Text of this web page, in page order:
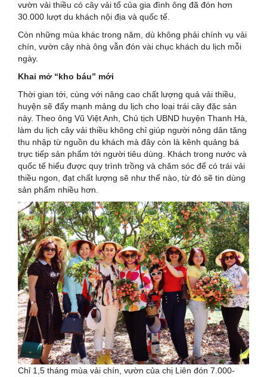
vườn vải thiều có cây vải tổ của gia đình ông đã đón hơn
30.000 lượt du khách nội địa và quốc tế.
Còn những mùa khác trong năm, dù không phải chính vụ vải
chín, vườn cây nhà ông vẫn đón vài chục khách du lịch mỗi
ngày.
Khai mở “kho báu” mới
Thời gian tới, cùng với nâng cao chất lượng quả vải thiều,
huyện sẽ đẩy mạnh mảng du lịch cho loại trái cây đặc sản
này. Theo ông Vũ Việt Anh, Chủ tịch UBND huyện Thanh Hà,
làm du lịch cây vải thiều không chỉ giúp người nông dân tăng
thu nhập từ nguồn du khách mà đây còn là kênh quảng bá
trực tiếp sản phẩm tới người tiêu dùng. Khách trong nước và
quốc tế hiểu được quy trình trồng và chăm sóc để có trái vải
thiều ngon, đạt chất lượng sẽ như thế nào, từ đó sẽ tin dùng
sản phẩm nhiều hơn.
Chỉ 1,5 tháng mùa vải chín, vườn của chị Liên đón 7.000-